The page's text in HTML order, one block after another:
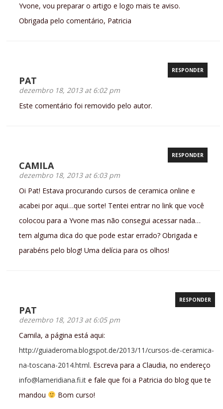
Yvone, vou preparar o artigo e logo mais te aviso.
Obrigada pelo comentário, Patricia
PAT
dezembro 18, 2013 at 6:02 pm
RESPONDER
Este comentário foi removido pelo autor.
CAMILA
dezembro 18, 2013 at 6:03 pm
RESPONDER
Oi Pat! Estava procurando cursos de ceramica online e
acabei por aqui…que sorte! Tentei entrar no link que você
colocou para a Yvone mas não consegui acessar nada…
tem alguma dica do que pode estar errado? Obrigada e
parabéns pelo blog! Uma delícia para os olhos!
PAT
dezembro 18, 2013 at 6:05 pm
RESPONDER
Camila, a página está aqui:
http://guiaderoma.blogspot.de/2013/11/cursos-de-ceramica-
na-toscana-2014.html. Escreva para a Claudia, no endereço
info@lameridiana.fi.it e fale que foi a Patricia do blog que te
mandou
Bom curso!